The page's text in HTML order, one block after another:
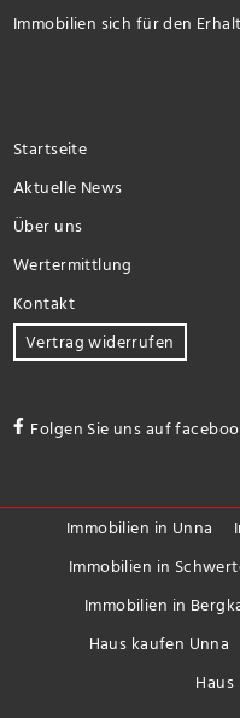
Immobilien sich für den
Startseite
Aktuelle News
Über uns
Wertermittlung
Kontakt
Vertrag widerrufen
Folgen Sie uns auf
Immobilien in Unna
Immobilien in
Immobilien in
Haus kaufen Unna